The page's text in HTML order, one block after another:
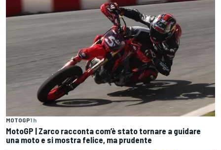
MOTOGP1 h
MotoGP | Zarco racconta com’è stato tornare a guidare
una moto e si mostra felice, ma prudente